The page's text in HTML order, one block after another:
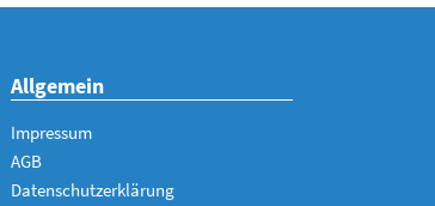
Allgemein
Impressum
AGB
Datenschutzerklärung